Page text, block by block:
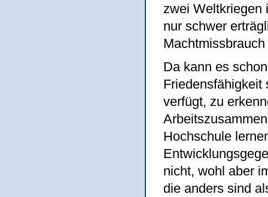
zwei Weltkriegen
nur schwer
Da kann es
Friedensfähigkeit
verfügt, zu
Hochschule
nicht, wohl aber
die anders sind